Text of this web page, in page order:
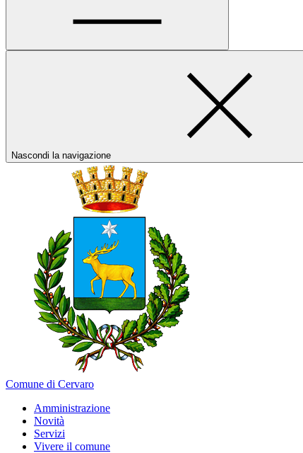
Nascondi la navigazione
Comune di Cervaro
Amministrazione
Novità
Servizi
Vivere il comune